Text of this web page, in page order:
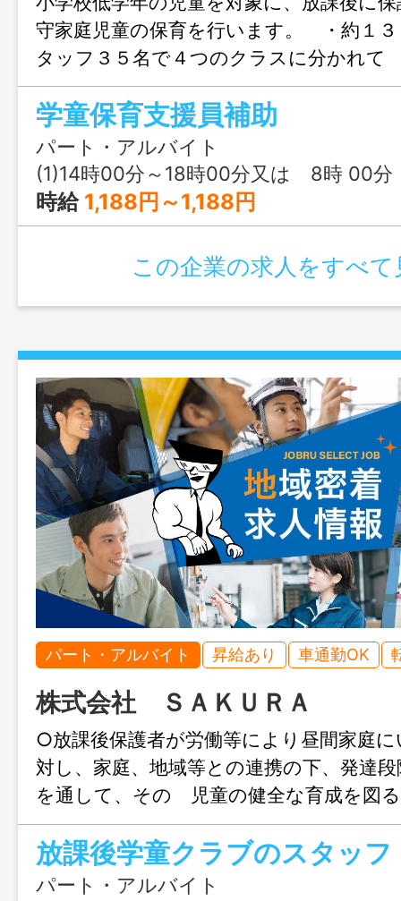
守家庭児童の保育を行います。 ・約１
タッフ３５名で４つのクラスに分かれ
みながら対応しています。 ・事務補助
ことがあります。 変更範囲：変更
学童保育支援員補助
パート・アルバイト
(1)14時00分～18時00分又は 8時 00分 ～ 18時 00
時給 1,188円～1,188円
この企業の求人をすべて
パート・アルバイト 昇給あり 車通勤OK
株式会社 ＳＡＫＵＲＡ
○放課後保護者が労働等により昼間家庭
対し、家庭、地域等との連携の下、発達
を通して、その 児童の健全な育成を図
えもお願いします。 【変更範囲：
務】
放課後学童クラブのスタッフ
パート・アルバイト